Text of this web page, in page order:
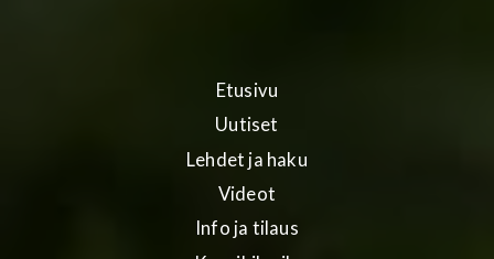
Etusivu
Uutiset
Lehdet ja haku
Videot
Info ja tilaus